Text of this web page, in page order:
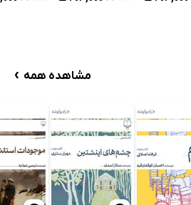
مشاهده همه ›